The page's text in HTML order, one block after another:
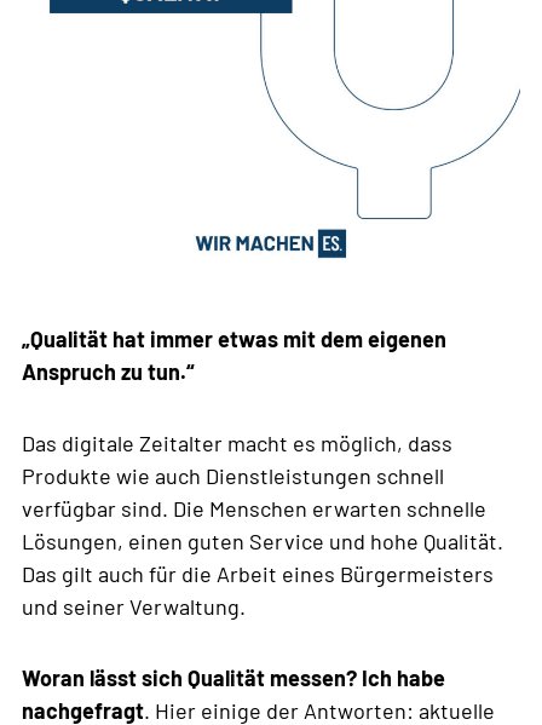
ÜBER MICH
„Qualität hat immer etwas mit dem eigenen
Anspruch zu tun.“
Das digitale Zeitalter macht es möglich, dass
Produkte wie auch Dienstleistungen schnell
verfügbar sind. Die Menschen erwarten schnelle
Lösungen, einen guten Service und hohe Qualität.
Das gilt auch für die Arbeit eines Bürgermeisters
und seiner Verwaltung.
Woran lässt sich Qualität messen? Ich habe
nachgefragt. Hier einige der Antworten: aktuelle